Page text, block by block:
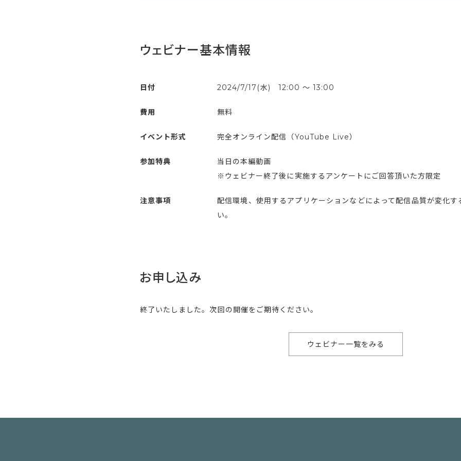
ウェビナー基本情報
日付 2024/7/17(水) 12:00 ～ 13:00
費用 無料
イベント形式 完全オンライン配信（YouTube Live）
参加特典
当日の本編動画
※ウェビナー終了後に実施するアンケートにご回答頂いた方限定
注意事項
配信環境、使用するアプリケーションなどによって配信品質が変化
い。
お申し込み
終了いたしました。次回の開催をご期待ください。
ウェビナー一覧をみる